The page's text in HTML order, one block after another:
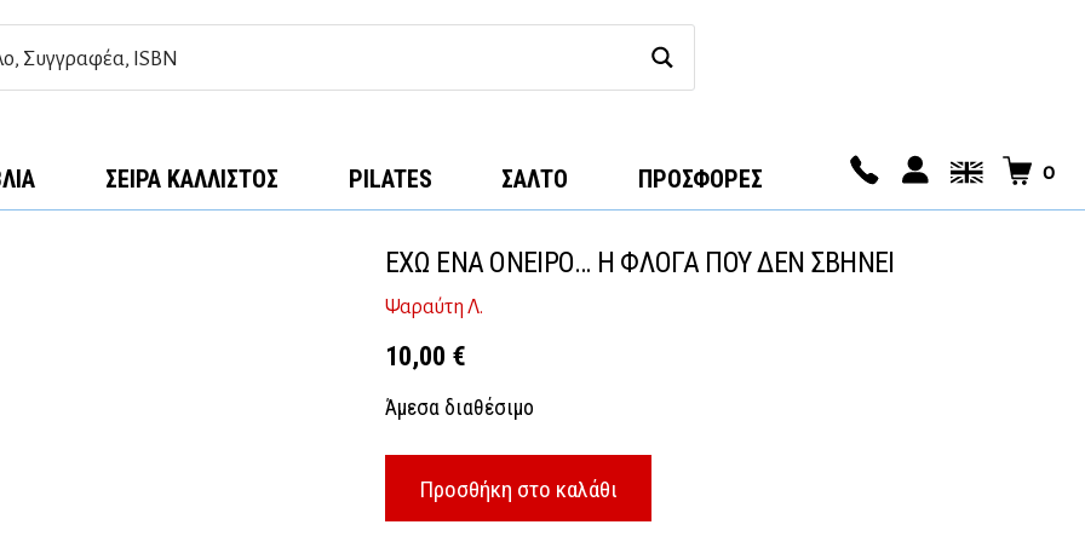
ΣΕΙΡΆ ΚΆΛΛΙΣΤΟΣ PILATES ΣΑΛΤΟ ΠΡΟΣΦΟΡΕΣ 0
ΕΧΩ ΕΝΑ ΟΝΕΙΡΟ… Η ΦΛΟΓΑ ΠΟΥ ΔΕΝ ΣΒΗΝΕΙ
Ψαραύτη Λ.
10,00 €
Άμεσα διαθέσιμο
Προσθήκη στο καλάθι